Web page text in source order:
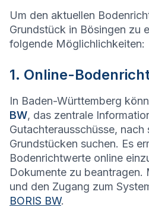
Um den aktuellen
Grundstück in Bösingen zu
folgende Möglichlichkeiten:
1. Online-
In Baden-Württemberg
BW, das zentrale
Gutachterausschüsse, nach
Grundstücken suchen. Es
Bodenrichtwerte online
Dokumente zu beantragen.
und den Zugang zum
BORIS BW.